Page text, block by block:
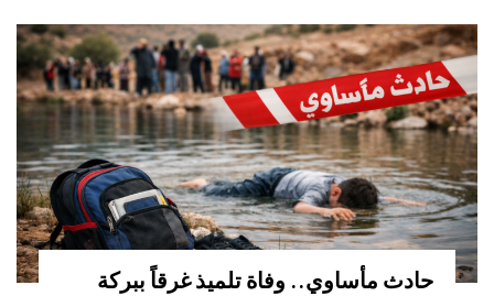
حادث مأساوي.. وفاة تلميذ غرقاً ببركة